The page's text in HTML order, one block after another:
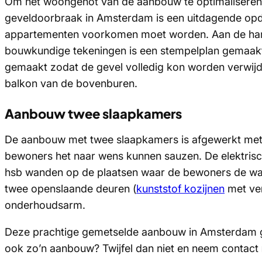
geveldoorbraak in Amsterdam is een uitdagende
appartementen voorkomen moet worden. Aan de
bouwkundige tekeningen is een stempelplan
gemaakt zodat de gevel volledig kon worden
balkon van de bovenburen.
Aanbouw twee slaapkamers
De aanbouw met twee slaapkamers is afgewerkt
bewoners het naar wens kunnen sauzen. De
hsb wanden op de plaatsen waar de bewoners de
twee openslaande deuren (kunststof kozijnen met
onderhoudsarm.
Deze prachtige gemetselde aanbouw in
ook zo’n aanbouw? Twijfel dan niet en neem